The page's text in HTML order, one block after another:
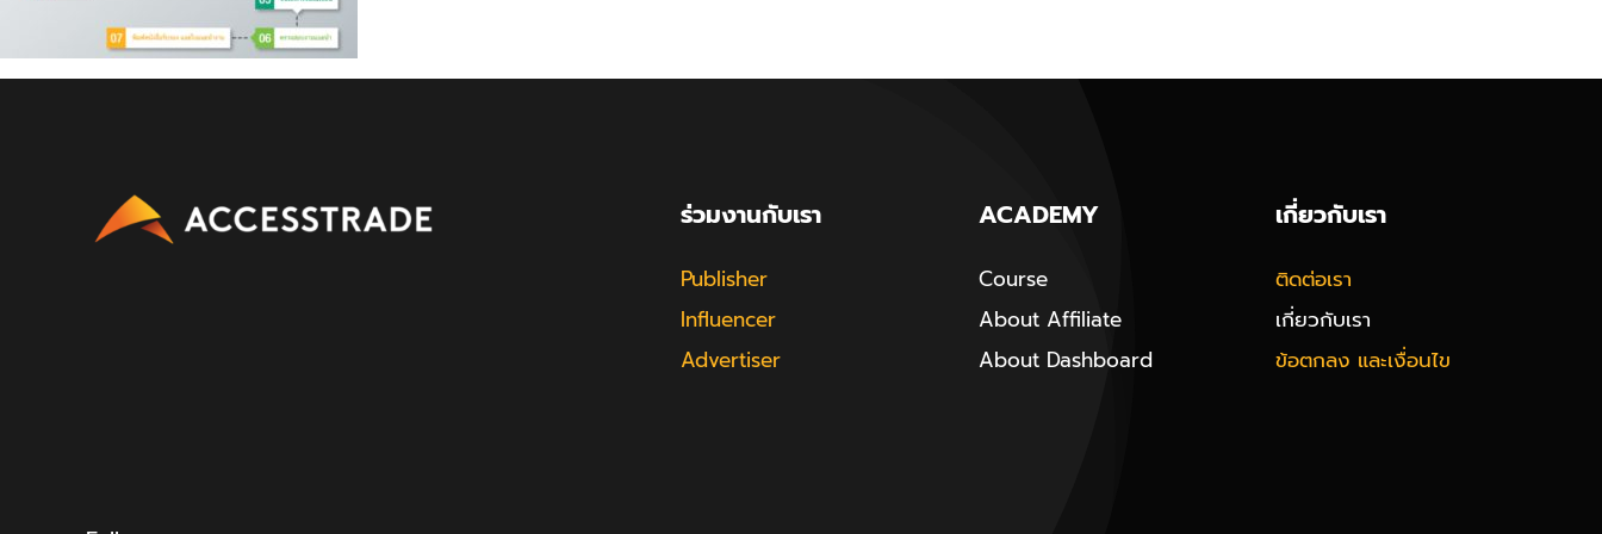
ร่วมงานกับเรา
Publisher
Influencer
Advertiser
ACADEMY
Course
About Affiliate
About Dashboard
เกี่ยวกับเรา
ติดต่อเรา
เกี่ยวกับเรา
ข้อตกลง และเงื่อนไข